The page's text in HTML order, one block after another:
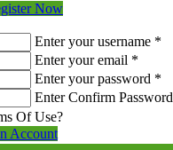
Now
Enter your username *
Enter your email *
Enter your password *
Enter Confirm Password
Of Use?
Account